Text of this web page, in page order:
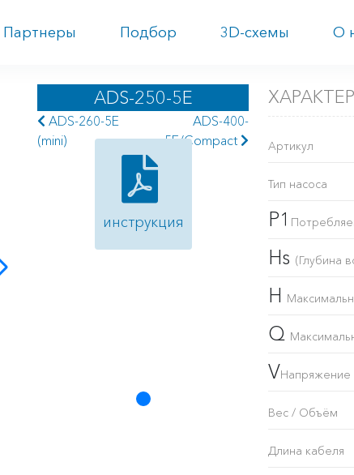
Партнеры Подбор 3D-схемы О
ADS-250-5E
ADS-260-5E
(mini)
ADS-400-
5E/Compact
инструкция
Артикул
Тип насоса
P1
Hs (Глубина
H
Q
VНапряжение
Вес / Объём
Длина кабеля